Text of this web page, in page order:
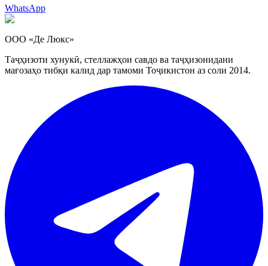
WhatsApp
ООО «Де Люкс»
Таҷҳизоти хунукӣ, стеллажҳои савдо ва таҷҳизонидани
мағозаҳо тибқи калид дар тамоми Тоҷикистон аз соли 2014.